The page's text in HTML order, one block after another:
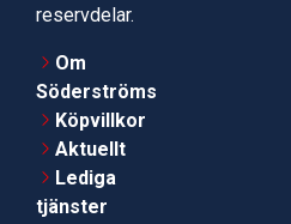
reservdelar.
Om
Söderströms
Köpvillkor
Aktuellt
Lediga
tjänster